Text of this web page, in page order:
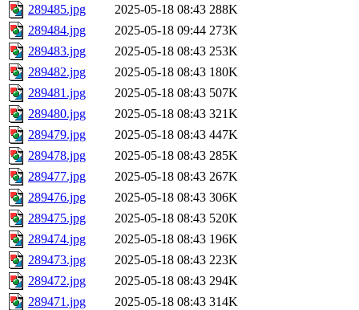
289485.jpg
2025-05-18 08:43 288K
289484.jpg
2025-05-18 09:44 273K
289483.jpg
2025-05-18 08:43 253K
289482.jpg
2025-05-18 08:43 180K
289481.jpg
2025-05-18 08:43 507K
289480.jpg
2025-05-18 08:43 321K
289479.jpg
2025-05-18 08:43 447K
289478.jpg
2025-05-18 08:43 285K
289477.jpg
2025-05-18 08:43 267K
289476.jpg
2025-05-18 08:43 306K
289475.jpg
2025-05-18 08:43 520K
289474.jpg
2025-05-18 08:43 196K
289473.jpg
2025-05-18 08:43 223K
289472.jpg
2025-05-18 08:43 294K
289471.jpg
2025-05-18 08:43 314K